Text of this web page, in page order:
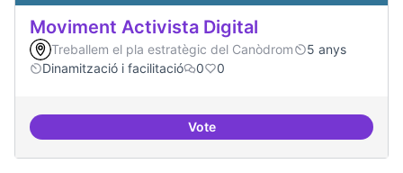
Moviment Activista Digital
Treballem el pla estratègic del Canòdrom
5 anys
Dinamització i facilitació
0 0
VoteMoviment Activista Digital